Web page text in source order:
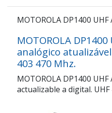
MOTOROLA DP1400 UHF
MOTOROLA
analógico
403 470 Mhz.
MOTOROLA DP1400
actualizable a digital. UHF